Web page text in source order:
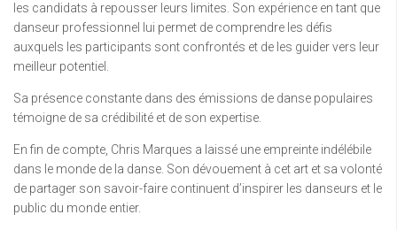
les candidats à repousser leurs limites. Son expérience en tant que
danseur professionnel lui permet de comprendre les défis
auxquels les participants sont confrontés et de les guider vers leur
meilleur potentiel.
Sa présence constante dans des émissions de danse populaires
témoigne de sa crédibilité et de son expertise.
En fin de compte, Chris Marques a laissé une empreinte indélébile
dans le monde de la danse. Son dévouement à cet art et sa volonté
de partager son savoir-faire continuent d’inspirer les danseurs et le
public du monde entier.